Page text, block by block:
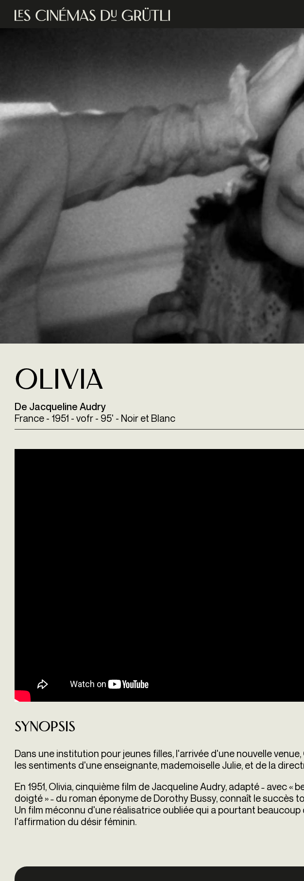
Aller au contenu principal
Olivia
De Jacqueline Audry
France - 1951 - vofr - 95' - Noir et Blanc
Synopsis
Dans une institution pour jeunes filles, l'arrivée d'une nouvelle
les sentiments d'une enseignante, mademoiselle Julie, et de la
En 1951, Olivia, cinquième film de Jacqueline Audry, adapté ˗ avec «
doigté » ˗ du roman éponyme de Dorothy Bussy, connaît le succès
Un film méconnu d'une réalisatrice oubliée qui a pourtant
l'affirmation du désir féminin.